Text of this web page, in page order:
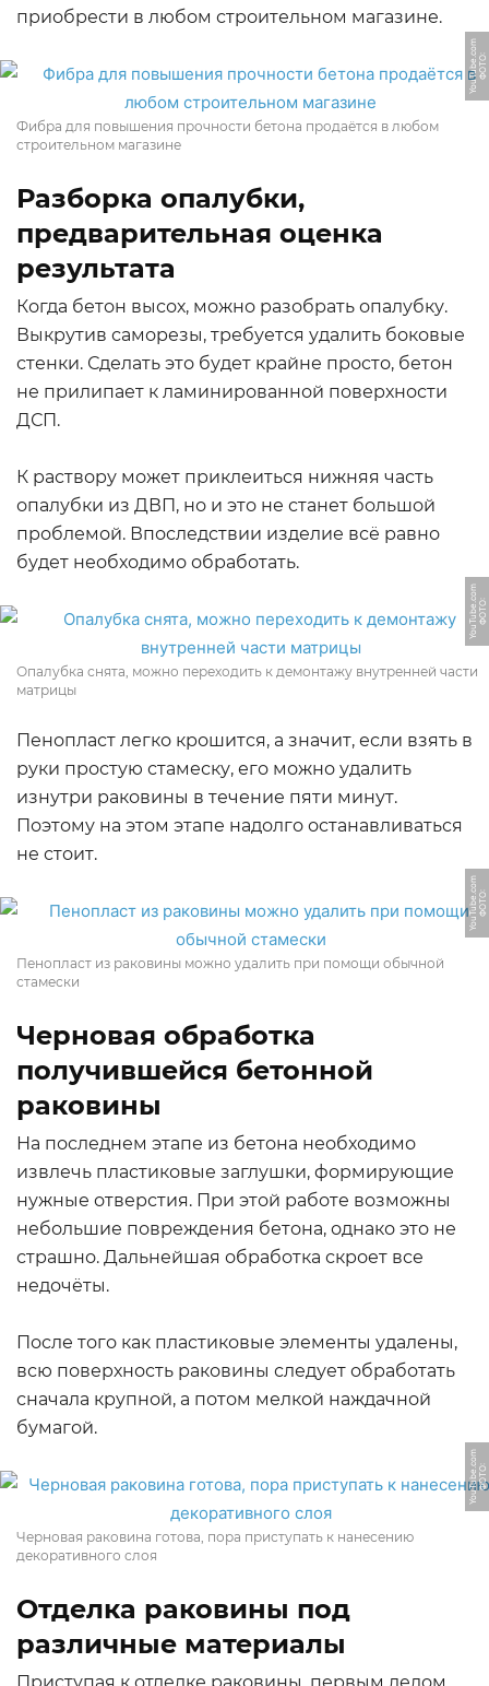
приобрести в любом строительном магазине.
Ф
О
Т
О:
Y
o
u
T
u
b
e.
c
o
m
Фибра для повышения прочности бетона продаётся в любом
строительном магазине
Разборка опалубки,
предварительная оценка
результата
Когда бетон высох, можно разобрать опалубку.
Выкрутив саморезы, требуется удалить боковые
стенки. Сделать это будет крайне просто, бетон
не прилипает к ламинированной поверхности
ДСП.
К раствору может приклеиться нижняя часть
опалубки из ДВП, но и это не станет большой
проблемой. Впоследствии изделие всё равно
будет необходимо обработать.
Ф
О
Т
О:
Y
o
u
T
u
b
e.
c
o
m
Опалубка снята, можно переходить к демонтажу внутренней части
матрицы
Пенопласт легко крошится, а значит, если взять в
руки простую стамеску, его можно удалить
изнутри раковины в течение пяти минут.
Поэтому на этом этапе надолго останавливаться
не стоит.
Ф
О
Т
О:
Y
o
u
T
u
b
e.
c
o
m
Пенопласт из раковины можно удалить при помощи обычной
стамески
Черновая обработка
получившейся бетонной
раковины
На последнем этапе из бетона необходимо
извлечь пластиковые заглушки, формирующие
нужные отверстия. При этой работе возможны
небольшие повреждения бетона, однако это не
страшно. Дальнейшая обработка скроет все
недочёты.
После того как пластиковые элементы удалены,
всю поверхность раковины следует обработать
сначала крупной, а потом мелкой наждачной
бумагой.
Ф
О
Т
О:
Y
o
u
T
u
b
e.
c
o
m
Черновая раковина готова, пора приступать к нанесению
декоративного слоя
Отделка раковины под
различные материалы